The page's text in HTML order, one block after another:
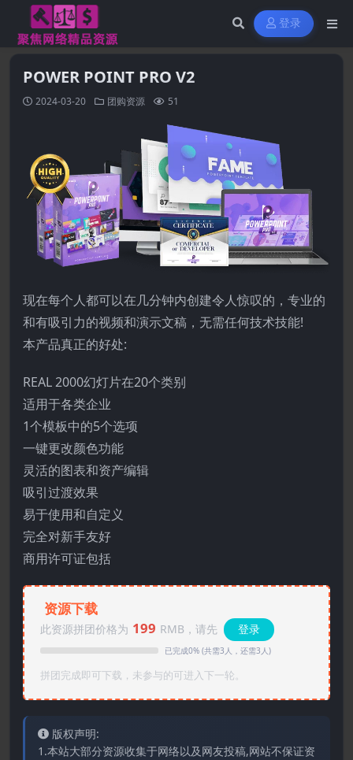
登录
POWER POINT PRO V2
2024-03-20 团购资源 51
现在每个人都可以在几分钟内创建令人惊叹的，专业的
和有吸引力的视频和演示文稿，无需任何技术技能!
本产品真正的好处:
REAL 2000幻灯片在20个类别
适用于各类企业
1个模板中的5个选项
一键更改颜色功能
灵活的图表和资产编辑
吸引过渡效果
易于使用和自定义
完全对新手友好
商用许可证包括
资源下载
此资源拼团价格为 199 RMB，请先 登录
已完成0% (共需3人，还需3人)
拼团完成即可下载，未参与的可进入下一轮。
版权声明:
1.本站大部分资源收集于网络以及网友投稿,网站不保证资